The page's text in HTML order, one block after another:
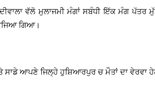
ਵੱਲੋ ਮੁਲਾਜਮੀ ਮੰਗਾਂ ਸਬੰਧੀ ਇੱਕ ਮੰਗ ਪੱਤਰ
ਗਿਆ।
ਆਪਣੇ ਜਿਲ੍ਹੇ ਹੁਸ਼ਿਆਰਪੁਰ ਚ ਮੌਤਾਂ ਦਾ ਵੇਰਵਾ